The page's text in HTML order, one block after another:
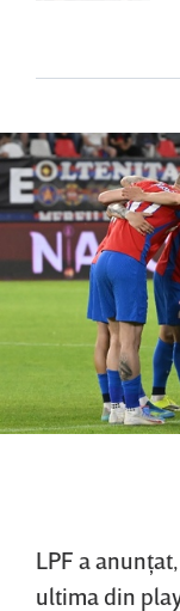
LPF a
ultima din